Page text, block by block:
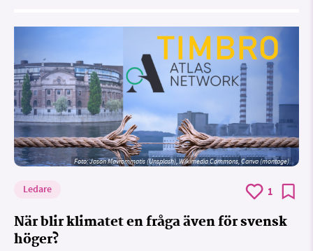
Foto: Jason Mavrommatis (Unsplash), Wikimedia Commons, Canva (montage)
Ledare 1
När blir klimatet en fråga även för svensk
höger?